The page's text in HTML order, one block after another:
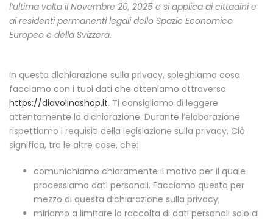
l’ultima volta il Novembre 20, 2025 e si applica ai cittadini e
ai residenti permanenti legali dello Spazio Economico
Europeo e della Svizzera.
In questa dichiarazione sulla privacy, spieghiamo cosa
facciamo con i tuoi dati che otteniamo attraverso
https://diavolinashop.it. Ti consigliamo di leggere
attentamente la dichiarazione. Durante l’elaborazione
rispettiamo i requisiti della legislazione sulla privacy. Ciò
significa, tra le altre cose, che:
comunichiamo chiaramente il motivo per il quale
processiamo dati personali. Facciamo questo per
mezzo di questa dichiarazione sulla privacy;
miriamo a limitare la raccolta di dati personali solo ai